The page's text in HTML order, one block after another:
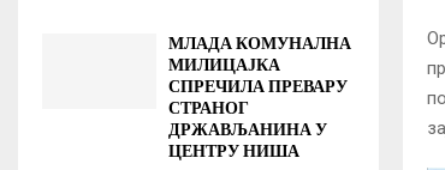
МЛАДА КОМУНАЛНА
МИЛИЦАЈКА
СПРЕЧИЛА ПРЕВАРУ
СТРАНОГ
ДРЖАВЉАНИНА У
ЦЕНТРУ НИША